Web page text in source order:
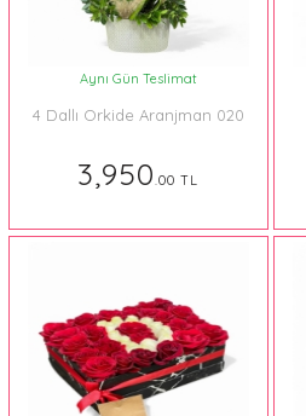
Aynı Gün Teslimat
4 Dallı Orkide Aranjman 020
3,950.00 TL